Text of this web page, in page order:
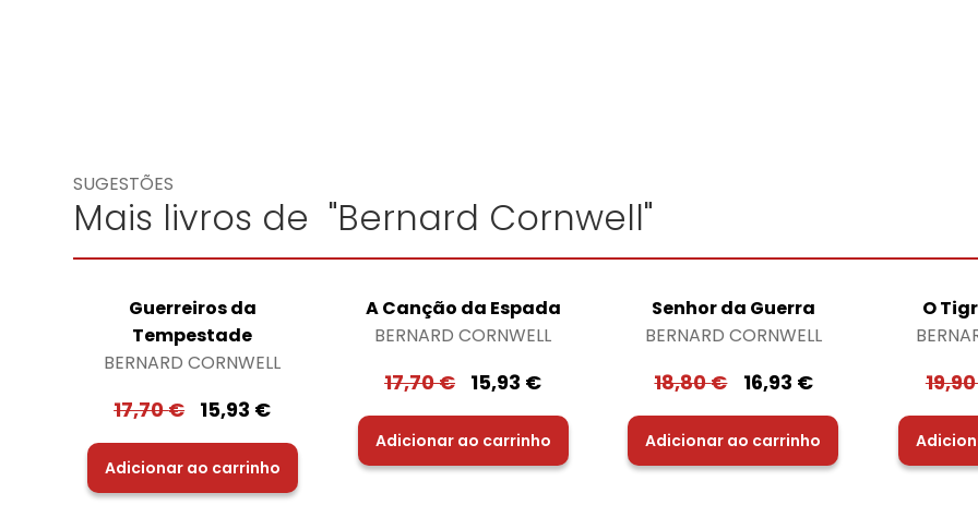
SUGESTÕES
Mais livros de "Bernard Cornwell"
Guerreiros da
Tempestade
BERNARD CORNWELL
17,70€ 15,93 €
Adicionar ao carrinho
A Canção da Espada
BERNARD CORNWELL
17,70€ 15,93 €
Adicionar ao carrinho
Senhor da Guerra
BERNARD CORNWELL
18,80€ 16,93 €
Adicionar ao carrinho
O